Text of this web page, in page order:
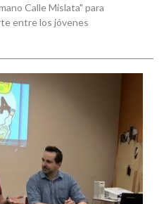
Calle Mislata" para
entre los jóvenes